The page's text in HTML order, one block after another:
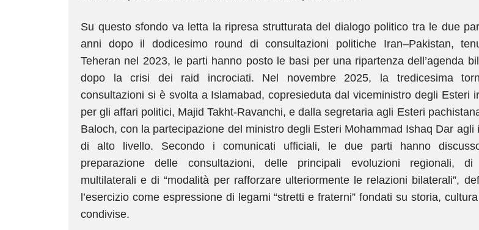
Su questo sfondo va letta la ripresa strutturata del dialogo politico tra le due
anni dopo il dodicesimo round di consultazioni politiche Iran–Pakistan,
Teheran nel 2023, le parti hanno posto le basi per una ripartenza dell’agenda
dopo la crisi dei raid incrociati. Nel novembre 2025, la tredicesima
consultazioni si è svolta a Islamabad, copresieduta dal viceministro degli Esteri
per gli affari politici, Majid Takht-Ravanchi, e dalla segretaria agli Esteri
Baloch, con la partecipazione del ministro degli Esteri Mohammad Ishaq Dar agli
di alto livello. Secondo i comunicati ufficiali, le due parti hanno
preparazione delle consultazioni, delle principali evoluzioni regionali, di
multilaterali e di “modalità per rafforzare ulteriormente le relazioni bilaterali”,
l’esercizio come espressione di legami “stretti e fraterni” fondati su storia,
condivise.